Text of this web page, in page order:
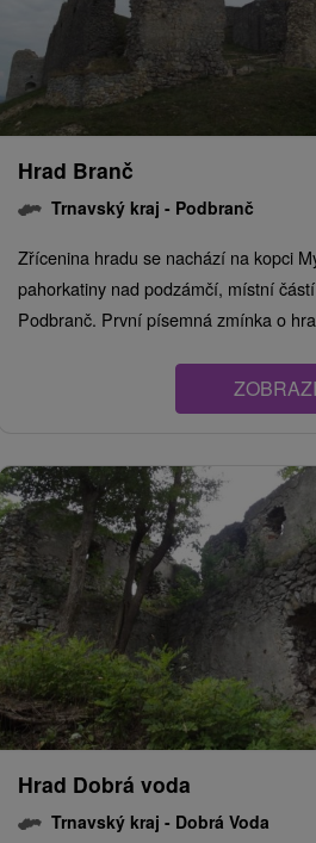
Hrad Branč
Trnavský kraj - Podbranč
Zřícenina hradu se nachází na kopci
pahorkatiny nad podzámčí, místní
Podbranč. První písemná zmínka o
Hrad Dobrá voda
Trnavský kraj - Dobrá Voda